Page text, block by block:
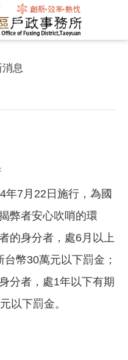
息
年7月22日施行，為國
弊者安心吹哨的環
的身分者，處6月以上
幣30萬元以下罰金；
分者，處1年以下有期
以下罰金。